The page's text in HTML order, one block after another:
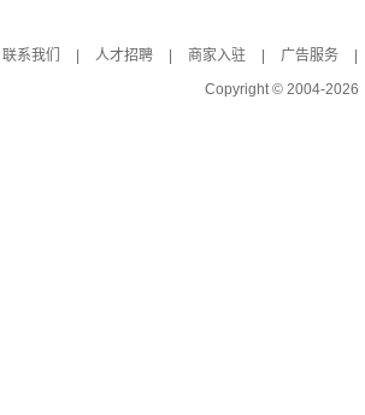
联系我们 人才招聘 商家入驻 广告服务
Copyright © 2004-2026